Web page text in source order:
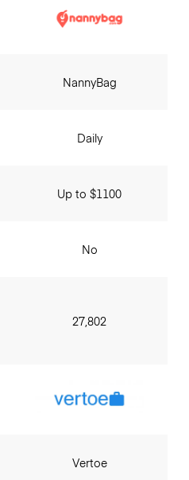
NannyBag
Daily
Up to $1100
No
27,802
Vertoe